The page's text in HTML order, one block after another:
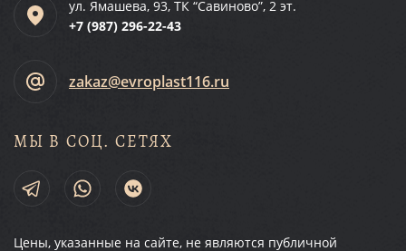
ул. Ямашева, 93, ТК “Савиново”, 2 эт.
+7 (987) 296-22-43
zakaz@evroplast116.ru
МЫ В СОЦ. СЕТЯХ
Цены, указанные на сайте, не являются публичной